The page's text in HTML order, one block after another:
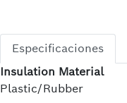
Especificaciones
Insulation Material
Plastic/Rubber